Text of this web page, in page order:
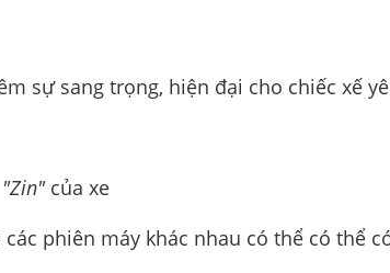
sự sang trọng, hiện đại cho chiếc xế
"Zin"của xe
phiên máy khác nhau có thể có thể